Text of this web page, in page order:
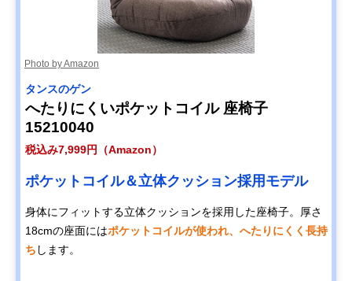
Photo by Amazon
タンスのゲン
へたりにくいポケットコイル 座椅子
15210040
税込み7,999円（Amazon）
ポケットコイル＆立体クッション採用モデル
身体にフィットする立体クッションを採用した座椅子。厚さ
18cmの座面にはポケットコイルが使われ、へたりにくく長持
ち します。